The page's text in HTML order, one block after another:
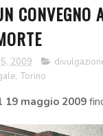
2009
, Torino
19 maggio 2009